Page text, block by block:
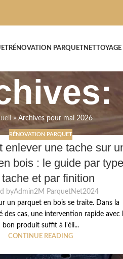
RÉNOVATION PARQUETNETTOYAGE
»Archives pour mai 2026
RÉNOVATION PARQUET
enlever une tache sur
bois : le guide par type
tache et par finition
byAdmin2M ParquetNet2024
un parquet en bois se traite. Dans la
des cas, une intervention rapide avec
bon produit suffit à l'éli...
CONTINUE READING